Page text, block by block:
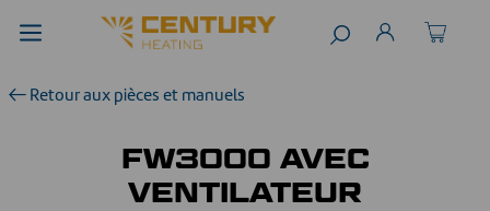
Retour aux pièces et manuels
FW3000 AVEC
VENTILATEUR